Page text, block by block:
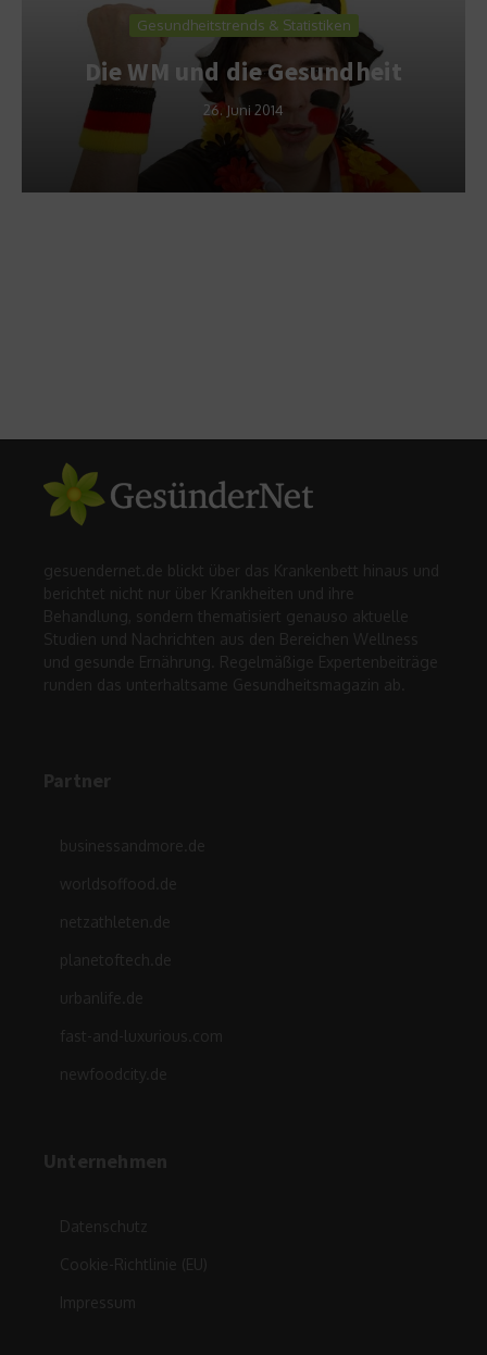
Gesundheitstrends & Statistiken
Die WM und die Gesundheit
26. Juni 2014
gesuendernet.de blickt über das Krankenbett hinaus und
berichtet nicht nur über Krankheiten und ihre
Behandlung, sondern thematisiert genauso aktuelle
Studien und Nachrichten aus den Bereichen Wellness
und gesunde Ernährung. Regelmäßige Expertenbeiträge
runden das unterhaltsame Gesundheitsmagazin ab.
Partner
businessandmore.de
worldsoffood.de
netzathleten.de
planetoftech.de
urbanlife.de
fast-and-luxurious.com
newfoodcity.de
Unternehmen
Datenschutz
Cookie-Richtlinie (EU)
Impressum